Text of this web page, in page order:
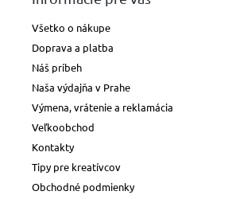
Všetko o nákupe
Doprava a platba
Náš príbeh
Naša výdajňa v Prahe
Výmena, vrátenie a reklamácia
Veľkoobchod
Kontakty
Tipy pre kreatívcov
Obchodné podmienky